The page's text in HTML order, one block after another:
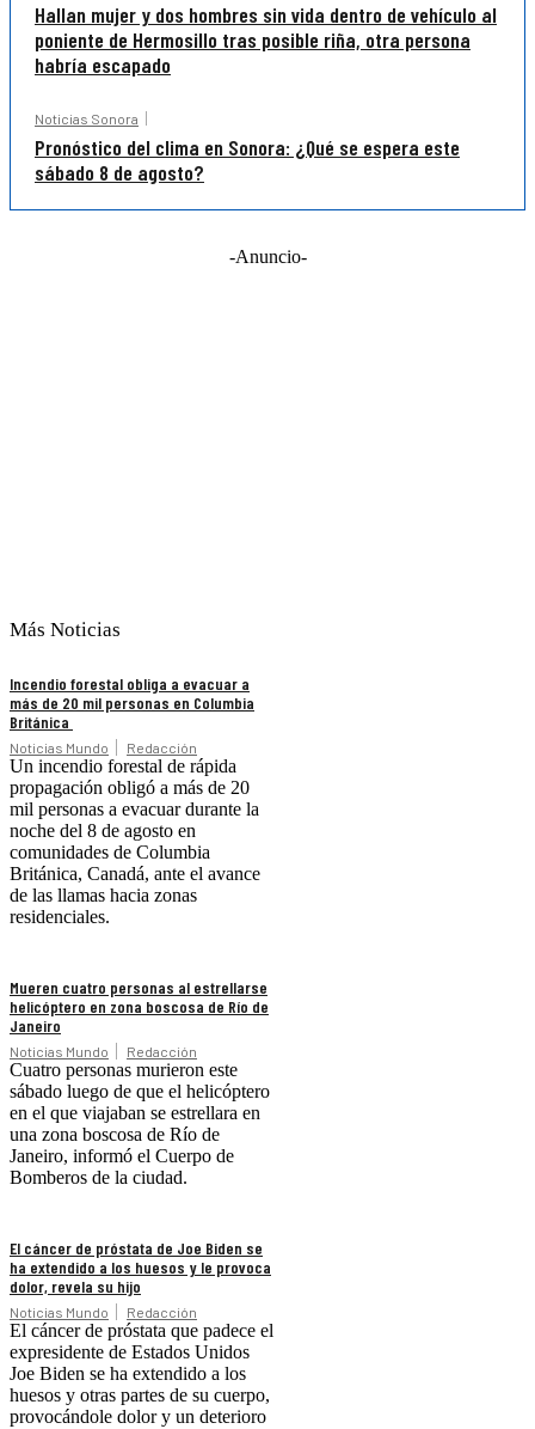
Hallan mujer y dos hombres sin vida dentro de vehículo al
poniente de Hermosillo tras posible riña, otra persona
habría escapado
Noticias Sonora
Pronóstico del clima en Sonora: ¿Qué se espera este
sábado 8 de agosto?
-Anuncio-
Más Noticias
Incendio forestal obliga a evacuar a
más de 20 mil personas en Columbia
Británica
Noticias Mundo Redacción
Un incendio forestal de rápida
propagación obligó a más de 20
mil personas a evacuar durante la
noche del 8 de agosto en
comunidades de Columbia
Británica, Canadá, ante el avance
de las llamas hacia zonas
residenciales.
Mueren cuatro personas al estrellarse
helicóptero en zona boscosa de Río de
Janeiro
Noticias Mundo Redacción
Cuatro personas murieron este
sábado luego de que el helicóptero
en el que viajaban se estrellara en
una zona boscosa de Río de
Janeiro, informó el Cuerpo de
Bomberos de la ciudad.
El cáncer de próstata de Joe Biden se
ha extendido a los huesos y le provoca
dolor, revela su hijo
Noticias Mundo Redacción
El cáncer de próstata que padece el
expresidente de Estados Unidos
Joe Biden se ha extendido a los
huesos y otras partes de su cuerpo,
provocándole dolor y un deterioro